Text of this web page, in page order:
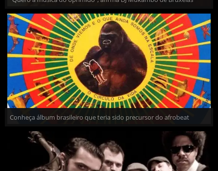
Conheça álbum brasileiro que teria sido precursor do afrobeat